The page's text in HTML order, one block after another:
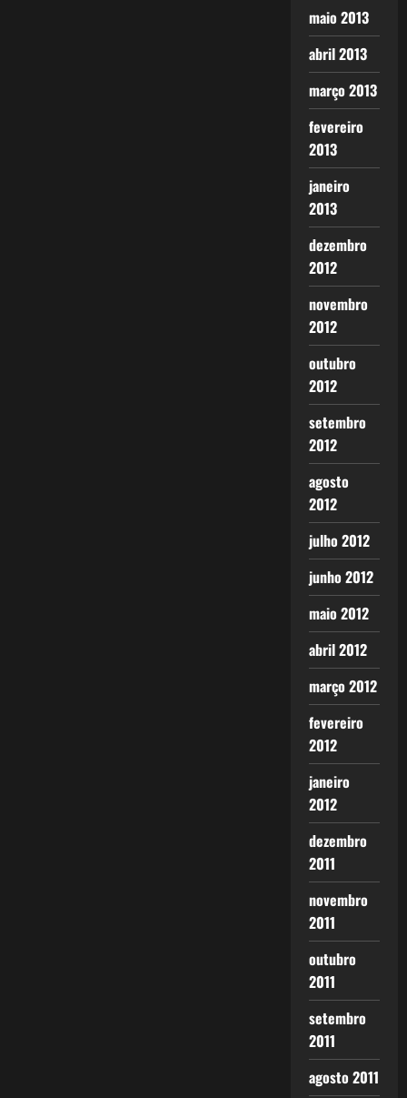
maio 2013
abril 2013
março 2013
fevereiro
2013
janeiro
2013
dezembro
2012
novembro
2012
outubro
2012
setembro
2012
agosto
2012
julho 2012
junho 2012
maio 2012
abril 2012
março 2012
fevereiro
2012
janeiro
2012
dezembro
2011
novembro
2011
outubro
2011
setembro
2011
agosto 2011